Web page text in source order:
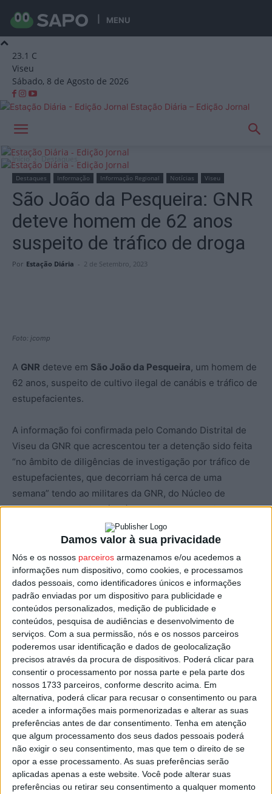
Damos valor à sua privacidade
Nós e os nossos parceiros armazenamos e/ou acedemos a
informações num dispositivo, como cookies, e processamos
dados pessoais, como identificadores únicos e informações
padrão enviadas por um dispositivo para publicidade e
conteúdos personalizados, medição de publicidade e
conteúdos, pesquisa de audiências e desenvolvimento de
serviços. Com a sua permissão, nós e os nossos parceiros
poderemos usar identificação e dados de geolocalização
precisos através da procura de dispositivos. Poderá clicar para
consentir o processamento por nossa parte e pela parte dos
nossos 1733 parceiros, conforme descrito acima. Em
alternativa, poderá clicar para recusar o consentimento ou para
aceder a informações mais pormenorizadas e alterar as suas
preferências antes de dar consentimento. Tenha em atenção
que algum processamento dos seus dados pessoais poderá
não exigir o seu consentimento, mas que tem o direito de se
opor a esse processamento. As suas preferências serão
aplicadas apenas a este website. Você pode alterar suas
preferências ou retirar seu consentimento a qualquer momento
MENU
23.1 C
Viseu
Sábado, 8 de Agosto de 2026
Estação Diária – Edição Jornal
Início Destaques
Destaques Informação Informação Regional Notícias Viseu
São João da Pesqueira: GNR
deteve homem de 62 anos
suspeito de tráfico de droga
Por Estação Diária - 2 de Setembro, 2023
Foto: jcomp
A GNR deteve em São João da Pesqueira, um homem de
62 anos, suspeito de cultivo ilegal de canábis e tráfico de
estupefacientes.
A informação foi confirmada pelo Comando Distrital de
Viseu da GNR que acrescentou ter a detenção sido feita
“no âmbito de diligências de investigação por tráfico de
estupefacientes, que decorriam há cerca de uma
semana” tendo ao militares da GNR, do Núcleo de
Investigação Criminal (NIC) de Moimenta da Beira,
“localizado uma plantação de canábis” e apreendido 32
plantas canábis e uma tesoura de corte.
O detido foi constituído arguido e o caso enviado para o
Tribunal Judicial de Moimenta da Beira.
Esta e outras notícias para ouvir na Estação Diária – 96.8
FM ou emwww.968.fm
TAGS GNR São João da Pesqueira Tráfico de Droga